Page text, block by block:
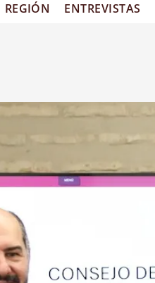
REGIÓN ENTREVISTAS